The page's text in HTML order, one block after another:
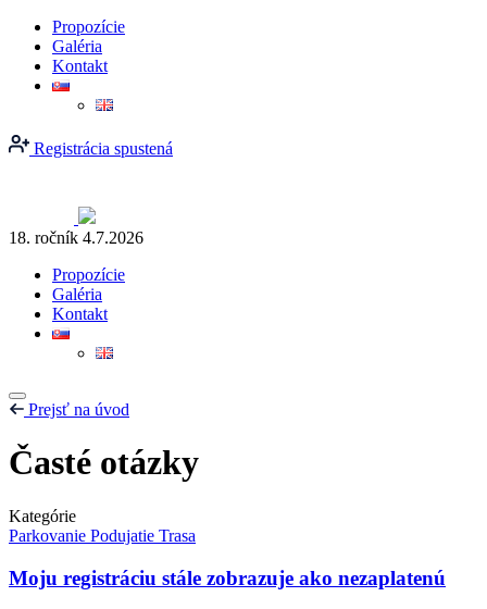
Propozície
Galéria
Kontakt
Registrácia spustená
18. ročník 4.7.2026
Propozície
Galéria
Kontakt
Prejsť na úvod
Časté otázky
Kategórie
Parkovanie Podujatie Trasa
Moju registráciu stále zobrazuje ako nezaplatenú